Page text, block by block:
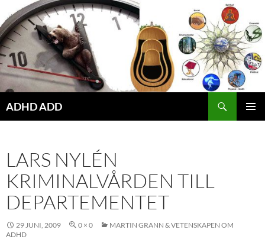
Hoppa
till
innehåll
ADHD ADD
LARS NYLÉN
KRIMINALVÅRDEN TILL
DEPARTEMENTET
29 JUNI, 2009 0 × 0
MARTIN GRANN & VETENSKAPEN OM
ADHD